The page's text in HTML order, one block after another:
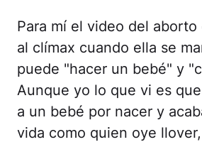
Para mí el video del
al clímax cuando ella se
puede "hacer un bebé" y
Aunque yo lo que vi es
a un bebé por nacer y
vida como quien oye